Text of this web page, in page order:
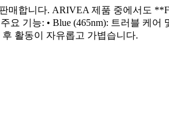
매합니다. ARIVEA 제품 중에서도
요 기능: • Blue (465nm): 트러블 케
활동이 자유롭고 가볍습니다.